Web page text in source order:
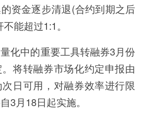
资金逐步清退(合约到期之后
能超过1:1。
化中的重要工具转融券3月份
将转融券市场化约定申报由
日可用，对融券效率进行限
3月18日起实施。